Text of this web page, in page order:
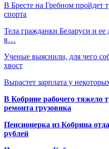
В Бресте на Гребном пройдет
спорта
Тела гражданки Беларуси и
в…
Ученые выяснили, для чего
хвост
Вырастет зарплата у
В Кобрине рабочего тяжело
ремонта грузовика
Пенсионерка из Кобрина
рублей